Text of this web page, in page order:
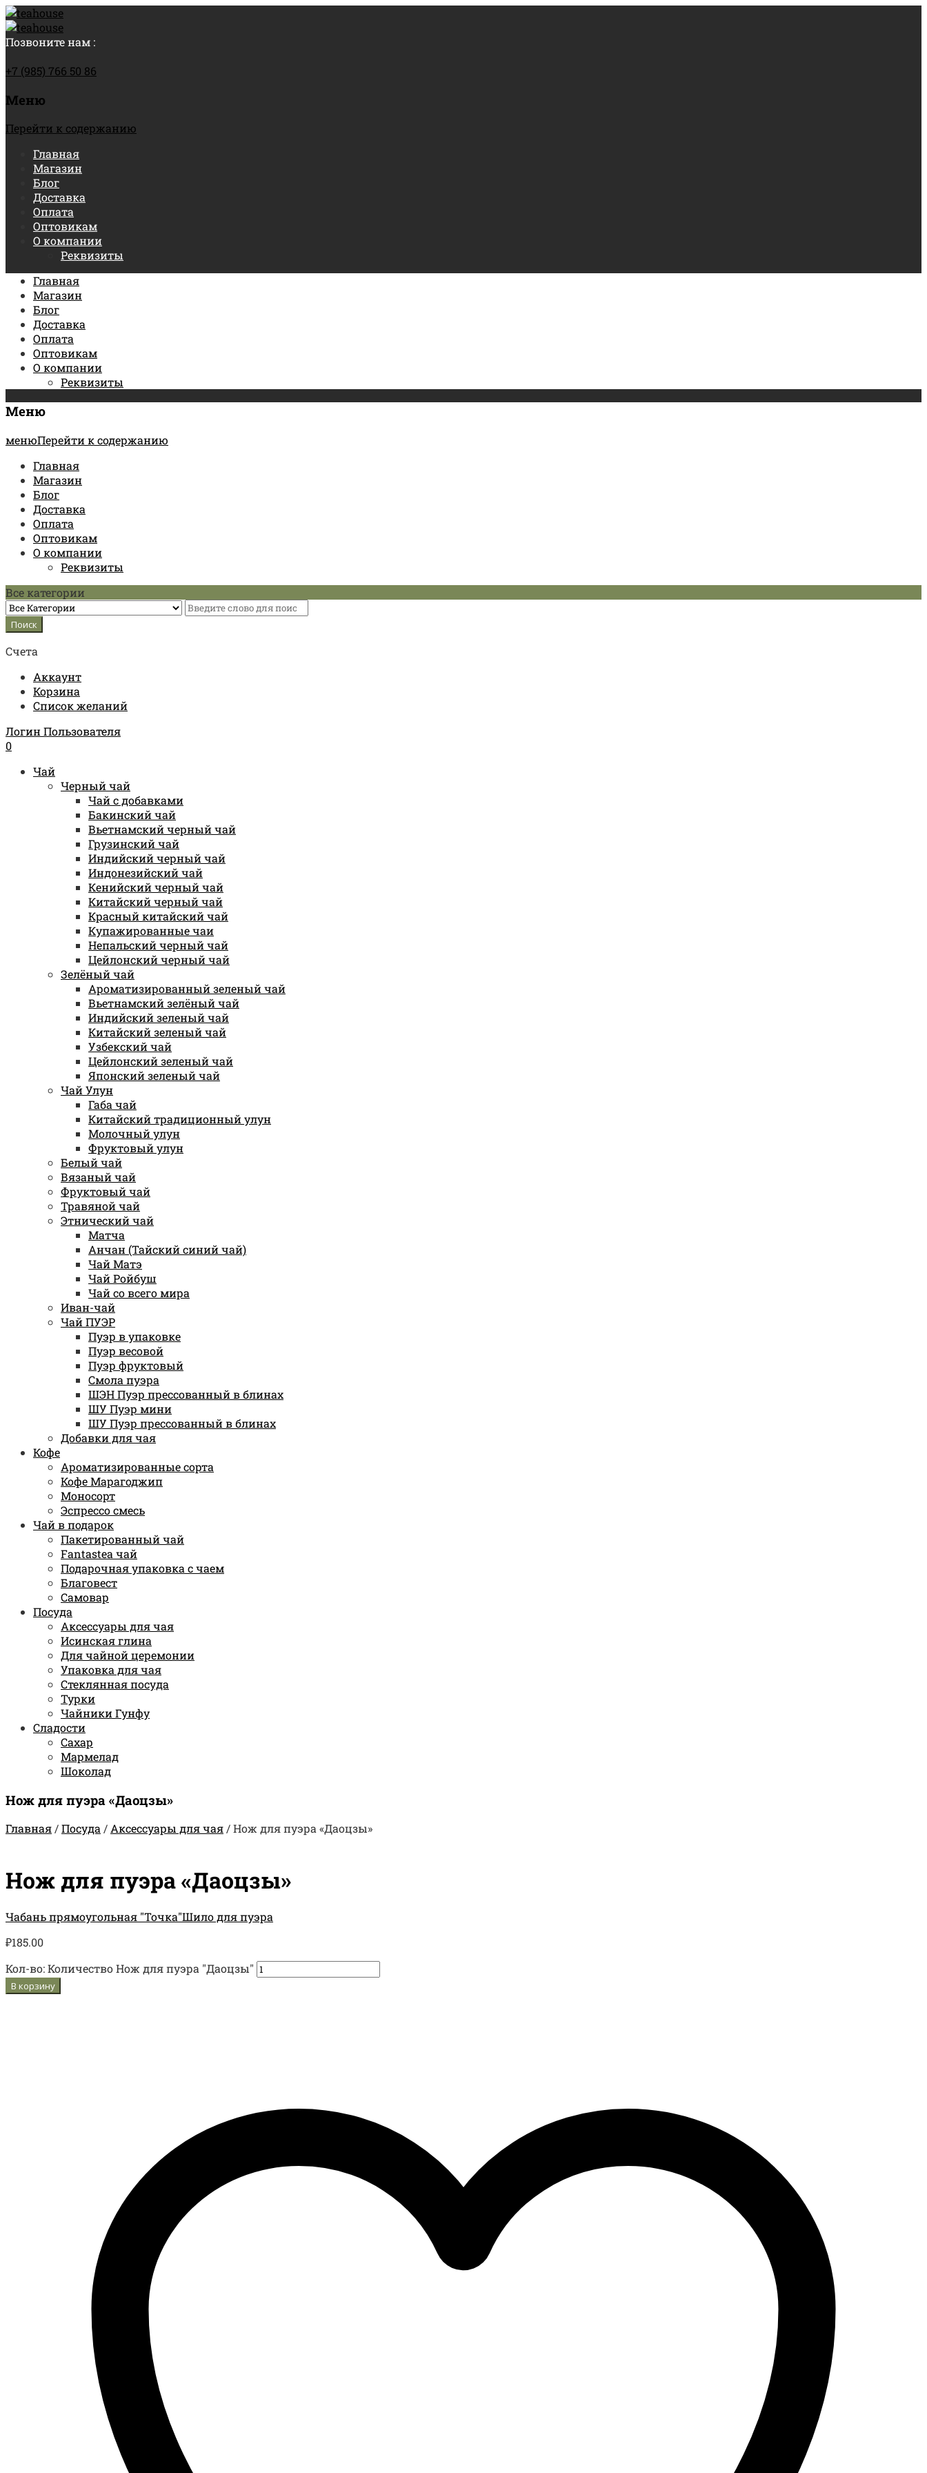
Позвоните нам :
+7 (985) 766 50 86
Меню
Перейти к содержанию
Главная
Магазин
Блог
Доставка
Оплата
Оптовикам
О компании
Реквизиты
Главная
Магазин
Блог
Доставка
Оплата
Оптовикам
О компании
Реквизиты
Меню
менюПерейти к содержанию
Главная
Магазин
Блог
Доставка
Оплата
Оптовикам
О компании
Реквизиты
Все категории
Счета
Аккаунт
Корзина
Список желаний
Логин Пользователя
0
Чай
Черный чай
Чай с добавками
Бакинский чай
Вьетнамский черный чай
Грузинский чай
Индийский черный чай
Индонезийский чай
Кенийский черный чай
Китайский черный чай
Красный китайский чай
Купажированные чаи
Непальский черный чай
Цейлонский черный чай
Зелёный чай
Ароматизированный зеленый чай
Вьетнамский зелёный чай
Индийский зеленый чай
Китайский зеленый чай
Узбекский чай
Цейлонский зеленый чай
Японский зеленый чай
Чай Улун
Габа чай
Китайский традиционный улун
Молочный улун
Фруктовый улун
Белый чай
Вязаный чай
Фруктовый чай
Травяной чай
Этнический чай
Матча
Анчан (Тайский синий чай)
Чай Матэ
Чай Ройбуш
Чай со всего мира
Иван-чай
Чай ПУЭР
Пуэр в упаковке
Пуэр весовой
Пуэр фруктовый
Смола пуэра
ШЭН Пуэр прессованный в блинах
ШУ Пуэр мини
ШУ Пуэр прессованный в блинах
Добавки для чая
Кофе
Ароматизированные сорта
Кофе Марагоджип
Моносорт
Эспрессо смесь
Чай в подарок
Пакетированный чай
Fantastea чай
Подарочная упаковка с чаем
Благовест
Самовар
Посуда
Аксессуары для чая
Исинская глина
Для чайной церемонии
Упаковка для чая
Стеклянная посуда
Турки
Чайники Гунфу
Сладости
Сахар
Мармелад
Шоколад
Нож для пуэра «Даоцзы»
Главная/Посуда/Аксессуары для чая/Нож для пуэра «Даоцзы»
Нож для пуэра «Даоцзы»
Чабань прямоугольная "Точка"Шило для пуэра
₽185.00
Кол-во:Количество Нож для пуэра "Даоцзы"
В корзину